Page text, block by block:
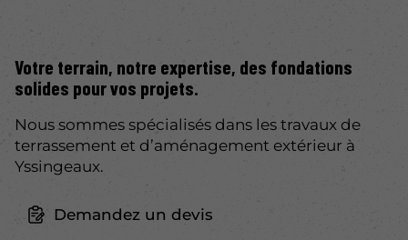
Votre terrain, notre expertise, des fondations
solides pour vos projets.
Nous sommes spécialisés dans les travaux de
terrassement et d’aménagement extérieur à
Yssingeaux.
Demandez un devis